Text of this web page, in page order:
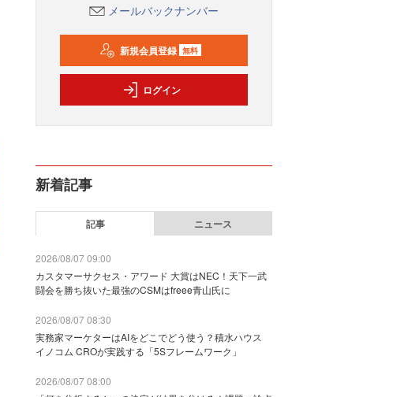
メールバックナンバー
新規会員登録 無料
ログイン
新着記事
記事 ニュース
2026/08/07 09:00
カスタマーサクセス・アワード 大賞はNEC！天下一武
闘会を勝ち抜いた最強のCSMはfreee青山氏に
2026/08/07 08:30
実務家マーケターはAIをどこでどう使う？積水ハウス
イノコム CROが実践する「5Sフレームワーク」
2026/08/07 08:00